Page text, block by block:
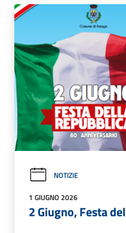
NOTIZIE
1 GIUGNO 2026
2 Giugno, Festa